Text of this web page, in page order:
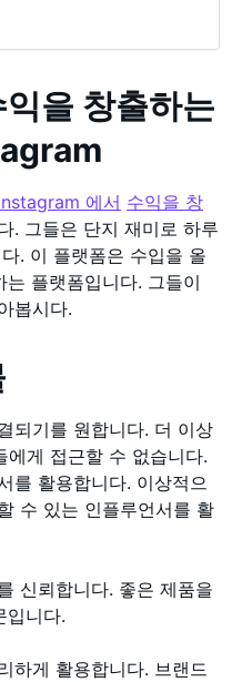
을 창출하는
에서 수익을 창
. 그들은 단지 재미로 하루
. 이 플랫폼은 수입을 올
플랫폼입니다. 그들이
봅시다.
되기를 원합니다. 더 이상
에게 접근할 수 없습니다.
를 활용합니다. 이상적으
수 있는 인플루언서를 활
신뢰합니다. 좋은 제품을
입니다.
하게 활용합니다. 브랜드